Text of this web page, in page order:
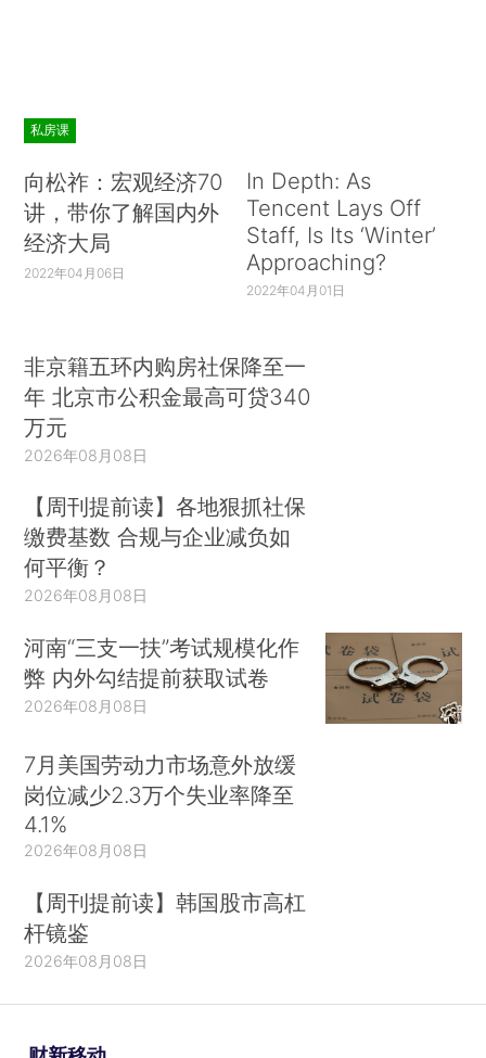
私房课
向松祚：宏观经济70
讲，带你了解国内外
经济大局
2022年04月06日
In Depth: As
Tencent Lays Off
Staff, Is Its ‘Winter’
Approaching?
2022年04月01日
非京籍五环内购房社保降至一
年 北京市公积金最高可贷340
万元
2026年08月08日
【周刊提前读】各地狠抓社保
缴费基数 合规与企业减负如
何平衡？
2026年08月08日
河南“三支一扶”考试规模化作
弊 内外勾结提前获取试卷
2026年08月08日
7月美国劳动力市场意外放缓
岗位减少2.3万个失业率降至
4.1%
2026年08月08日
【周刊提前读】韩国股市高杠
杆镜鉴
2026年08月08日